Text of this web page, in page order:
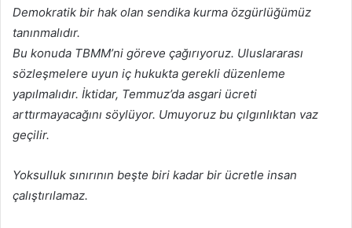
Demokratik bir hak olan sendika kurma özgürlüğümüz
tanınmalıdır.
Bu konuda TBMM’ni göreve çağırıyoruz. Uluslararası
sözleşmelere uyun iç hukukta gerekli düzenleme
yapılmalıdır. İktidar, Temmuz’da asgari ücreti
arttırmayacağını söylüyor. Umuyoruz bu çılgınlıktan vaz
geçilir.
Yoksulluk sınırının beşte biri kadar bir ücretle insan
çalıştırılamaz.